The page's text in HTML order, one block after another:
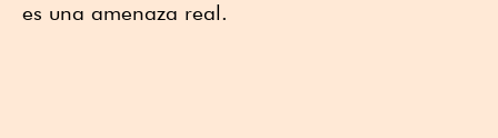
es una amenaza real.